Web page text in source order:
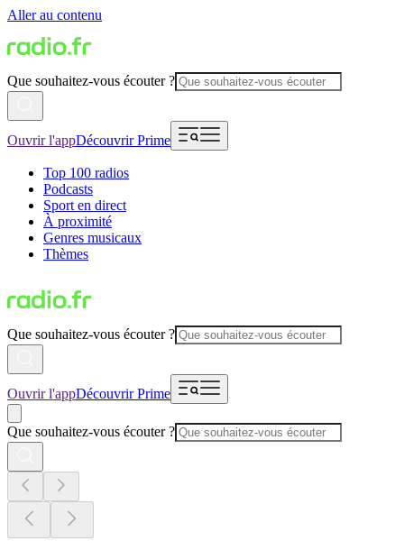
Aller au contenu
Que souhaitez-vous écouter ?
Ouvrir l'appDécouvrir Prime
Top 100 radios
Podcasts
Sport en direct
À proximité
Genres musicaux
Thèmes
Que souhaitez-vous écouter ?
Ouvrir l'appDécouvrir Prime
Que souhaitez-vous écouter ?